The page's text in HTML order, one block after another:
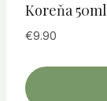
Koreňa 50ml
€9.90